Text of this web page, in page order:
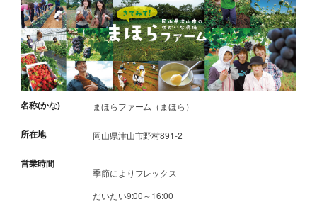
名称(かな) まほらファーム（まほら）
所在地 岡山県津山市野村891-2
営業時間
季節によりフレックス
だいたい9:00～16:00